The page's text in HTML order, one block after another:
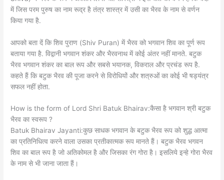
में जिस परम पुरुष का नाम रूद्र है तंत्र शास्त्र में उसी का भैरव के नाम से वर्णन
किया गया है.
आपको बता दें कि शिव पुराण (Shiv Puran) में भैरव को भगवान शिव का पूर्ण रूप
बताया गया है. विद्वानी भगवान शंकर और भैरवनाथ में कोई अंतर नहीं मानते. बटुक
भैरव भगवान शंकर का बाल रूप और सबसे भयानक, विकराल और प्रचंड रूप है.
कहते हैं कि बटुक भैरव की पूजा करने से विरोधियों और शत्रुओं का कोई भी षड्यंत्र
सफल नहीं होता.
How is the form of Lord Shri Batuk Bhairav:कैसा है भगवान श्री बटुक
भैरव का स्वरूप ?
Batuk Bhairav Jayanti:कुछ साधक भगवान के बटुक भैरव रूप को शुद्ध आत्मा
का प्रतिनिधित्व करने वाला उसका प्रतीकात्मक रूप मानते हैं। बटुक भैरव भगवन
शिव का बाल रूप है जो अतिकोमल है और जिसका रंग गोरा है। इसलिये इन्हे गोरा भैरव
के नाम से भी जाना जाता हैं।